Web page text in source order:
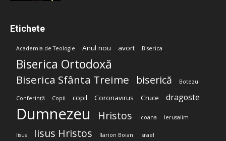
Etichete
Academia de Teologie Anul nou avort Biserica
Biserica Ortodoxă
Biserica Sfânta Treime biserică Botezul
Conferință Copii copil Coronavirus Cruce dragoste
Dumnezeu Hristos Icoana Ierusalim
Iisus Iisus Hristos Ilarion Boian Israel